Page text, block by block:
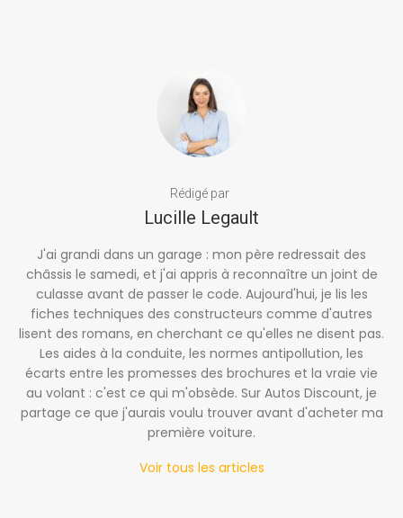
Rédigé par
Lucille Legault
J'ai grandi dans un garage : mon père redressait des
châssis le samedi, et j'ai appris à reconnaître un joint de
culasse avant de passer le code. Aujourd'hui, je lis les
fiches techniques des constructeurs comme d'autres
lisent des romans, en cherchant ce qu'elles ne disent pas.
Les aides à la conduite, les normes antipollution, les
écarts entre les promesses des brochures et la vraie vie
au volant : c'est ce qui m'obsède. Sur Autos Discount, je
partage ce que j'aurais voulu trouver avant d'acheter ma
première voiture.
Voir tous les articles